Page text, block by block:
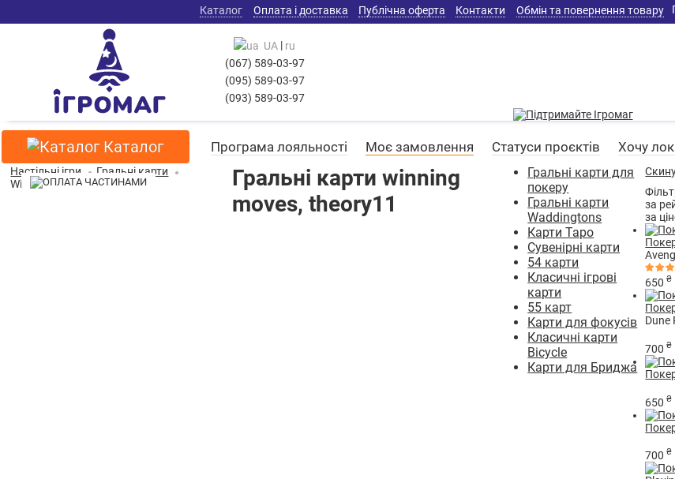
Каталог Оплата і доставка Публічна оферта Контакти Обмін та повернення товару
UA | ru
(067) 589-03-97
(095) 589-03-97
(093) 589-03-97
Каталог Програма лояльності Моє замовлення Статуси проєктів Хочу
Настільні ігри
Гральні карти
Winning Moves, Theory11
Гральні карти winning
moves, theory11
Гральні карти для
покеру
Гральні карти
Waddingtons
Карти Таро
Сувенірні карти
54 карти
Класичні ігрові
карти
55 карт
Карти для фокусів
Класичні карти
Bicycle
Карти для Бриджа
за
за
650₴
Dune
700₴
650₴
700₴